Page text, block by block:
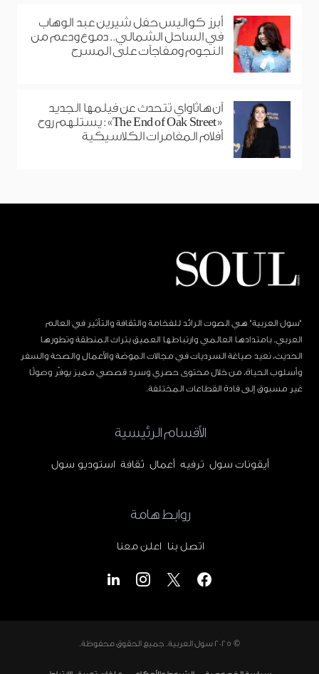
أبرز كواليس حفل شيرين عبد الوهاب
في الساحل الشمالي.. دموع ودعم من
النجوم ومفاجآت على المسرح
آن هاثاواي تتحدث عن فيلمها الجديد
«The End of Oak Street»: يستلهم روح
أفلام المغامرات الكلاسيكية
"سول العربية" هي الصوت الرائد للفخامة والثقافة والتأثير في العالم
العربي. بامتدادها العالمي وارتباطها العميق بتراث المنطقة وتطورها
الحديث، نعيد صياغة السرديات في مجالات الموضة والأعمال والصحة والسفر
وأسلوب الحياة، من خلال محتوى حصري وسرد قصصي مميز يوفّر وصولًا
غير مسبوق إلى قادة القطاعات المختلفة.
الأقسام الرئيسية
أيقونات سول ترفيه أعمال ثقافة استوديو سول
روابط هامة
اتصل بنا اعلن معنا
© 2025 سول العربية. جميع الحقوق محفوظة.